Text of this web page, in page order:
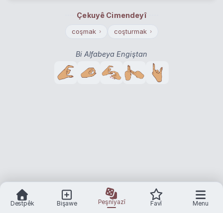
Çekuyê Cimendeyî
coşmak › coşturmak ›
Bi Alfabeya Engiştan
Destpêk Bişawe Peşnîyazî Favî Menu